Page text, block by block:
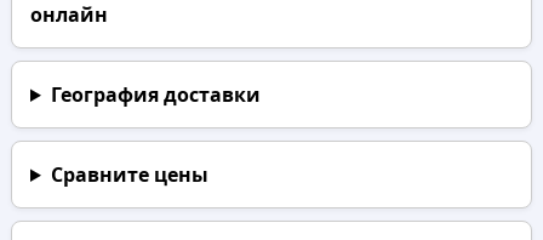
онлайн
География доставки
Сравните цены